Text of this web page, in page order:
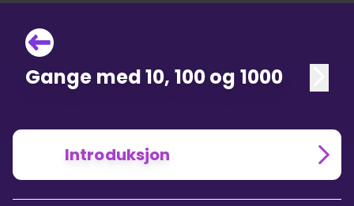
Gange med 10, 100 og 1000
Introduksjon